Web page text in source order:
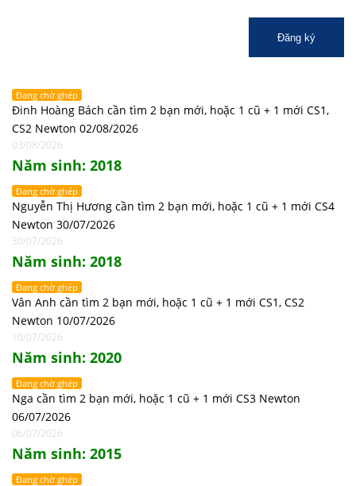
Đăng ký
Đang chờ ghép
Đinh Hoàng Bách cần tìm 2 bạn mới, hoặc 1 cũ + 1 mới CS1,
CS2 Newton 02/08/2026
03/08/2026
Năm sinh: 2018
Đang chờ ghép
Nguyễn Thị Hương cần tìm 2 bạn mới, hoặc 1 cũ + 1 mới CS4
Newton 30/07/2026
30/07/2026
Năm sinh: 2018
Đang chờ ghép
Vân Anh cần tìm 2 bạn mới, hoặc 1 cũ + 1 mới CS1, CS2
Newton 10/07/2026
10/07/2026
Năm sinh: 2020
Đang chờ ghép
Nga cần tìm 2 bạn mới, hoặc 1 cũ + 1 mới CS3 Newton
06/07/2026
06/07/2026
Năm sinh: 2015
Đang chờ ghép